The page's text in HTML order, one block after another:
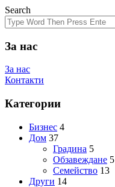
Search
За нас
За нас
Контакти
Категории
Бизнес 4
Дом 37
Градина 5
Обзавеждане 5
Семейство 13
Други 14